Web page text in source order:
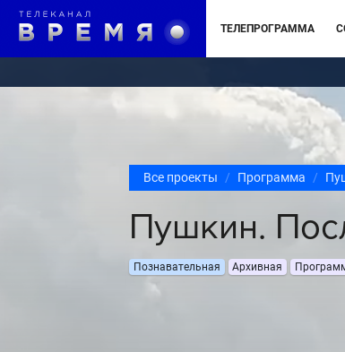
ТЕЛЕПРОГРАММА
Все проекты Программа
Пушкин.
Познавательная Архивная